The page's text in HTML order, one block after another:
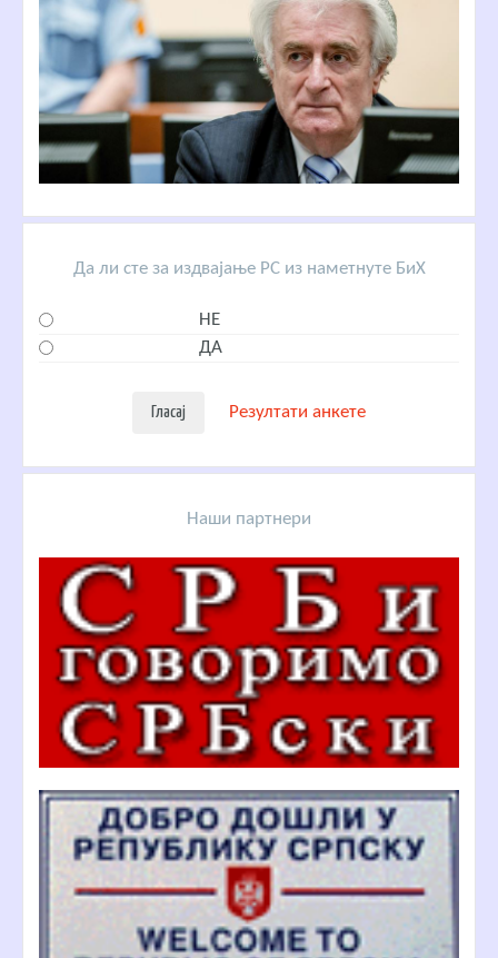
Да ли сте за издвајање РС из наметнуте БиХ
НЕ
ДА
Резултати анкете
Наши партнери